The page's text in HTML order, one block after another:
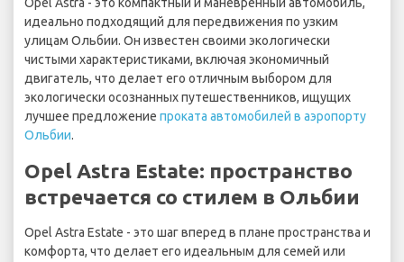
идеально подходящий для передвижения по узким
улицам Ольбии. Он известен своими экологически
чистыми характеристиками, включая экономичный
двигатель, что делает его отличным выбором для
экологически осознанных путешественников, ищущих
лучшее предложение проката автомобилей в аэропорту
Ольбии.
Opel Astra Estate: пространство
встречается со стилем в Ольбии
Opel Astra Estate - это шаг вперед в плане пространства и
комфорта, что делает его идеальным для семей или